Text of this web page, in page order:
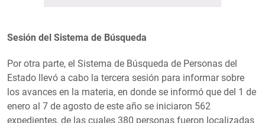
Sesión del Sistema de Búsqueda
Por otra parte, el Sistema de Búsqueda de Personas del
Estado llevó a cabo la tercera sesión para informar sobre
los avances en la materia, en donde se informó que del 1 de
enero al 7 de agosto de este año se iniciaron 562
expedientes, de las cuales 380 personas fueron localizadas